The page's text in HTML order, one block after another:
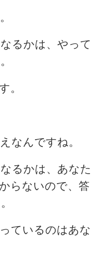
るかは、やって
。
なんですね。
るかは、あなた
らないので、答
ているのはあな